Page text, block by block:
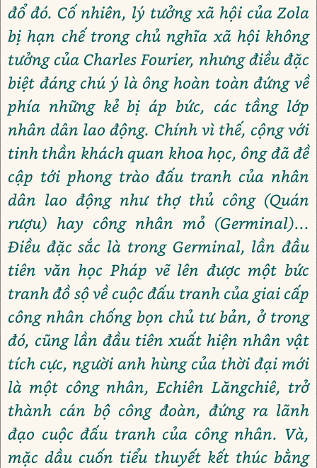
đổ đó. Cố nhiên, lý tưởng xã hội của Zola
bị hạn chế trong chủ nghĩa xã hội không
tưởng của Charles Fourier, nhưng điều đặc
biệt đáng chú ý là ông hoàn toàn đứng về
phía những kẻ bị áp bức, các tầng lớp
nhân dân lao động. Chính vì thế, cộng với
tinh thần khách quan khoa học, ông đã đề
cập tới phong trào đấu tranh của nhân
dân lao động như thợ thủ công (Quán
rượu) hay công nhân mỏ (Germinal)...
Điều đặc sắc là trong Germinal, lần đầu
tiên văn học Pháp vẽ lên được một bức
tranh đồ sộ về cuộc đấu tranh của giai cấp
công nhân chống bọn chủ tư bản, ở trong
đó, cũng lần đầu tiên xuất hiện nhân vật
tích cực, người anh hùng của thời đại mới
là một công nhân, Echiên Lăngchiê, trở
thành cán bộ công đoàn, đứng ra lãnh
đạo cuộc đấu tranh của công nhân. Và,
mặc dầu cuốn tiểu thuyết kết thúc bằng